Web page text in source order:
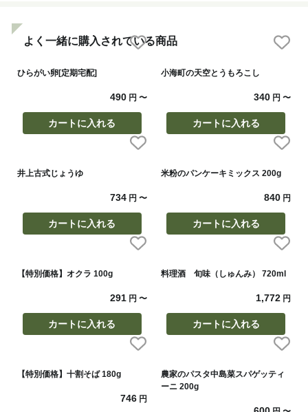
よく一緒に購入されている商品
ひらがい卵[定期宅配]
490円 〜
カートに入れる
小海町の天空とうもろこし
340 円〜
カートに入れる
井上古式じょうゆ
734円 〜
カートに入れる
米粉のパンケーキミックス 200g
840 円
カートに入れる
【特別価格】オクラ 100g
291円 〜
カートに入れる
料理酒 旬味（しゅんみ） 720ml
1,772 円
カートに入れる
【特別価格】十割そば 180g
746円
農家のパスタ中島菜スパゲッティ
ーニ 200g